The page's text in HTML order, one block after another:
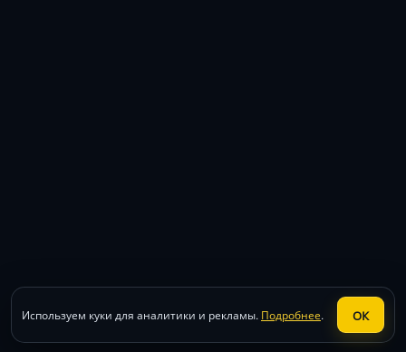
Используем куки для аналитики и рекламы. Подробнее. ОК